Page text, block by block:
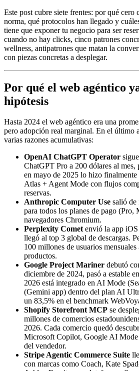
Este post cubre siete frentes: por qué cero
norma, qué protocolos han llegado y
tiene que exponer tu negocio para ser
cuando no hay clicks, cinco patrones
wellness, antipatrones que matan la
con piezas concretas a desplegar.
Por qué el web agéntico
hipótesis
Hasta 2024 el web agéntico era una
pero adopción real marginal. En el último
varias razones acumulativas:
OpenAI ChatGPT Operator
ChatGPT Pro a 200 dólares al
en mayo de 2025 lo hizo
Atlas + Agent Mode con flujos
reservas.
Anthropic Computer Use salió de
para todos los planes de pago (Pro,
navegadores Chromium.
Perplexity Cometenvió la app iOS
llegó al top 3 global de descargas.
100 millones de usuarios mensuales
productos.
Google Project Mariner debutó
diciembre de 2024, pasó a estable
2026 está integrado en AI Mode
(Gemini app) dentro del plan AI
un 83,5% en el benchmark
Shopify Storefront MCP se
millones de comercios
2026. Cada comercio quedó
Microsoft Copilot, Google AI
del vendedor.
Stripe Agentic Commerce Suite
con marcas como Coach, Kate